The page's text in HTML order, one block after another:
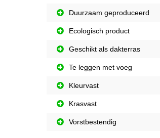
Duurzaam geproduceerd
Ecologisch product
Geschikt als dakterras
Te leggen met voeg
Kleurvast
Krasvast
Vorstbestendig